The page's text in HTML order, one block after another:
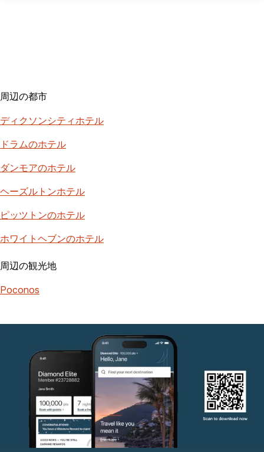
周辺の都市
ディクソンシティホテル
ドラムのホテル
ダンモアのホテル
ヘーズルトンホテル
ピッツトンのホテル
ホワイトヘブンのホテル
周辺の観光地
Poconos